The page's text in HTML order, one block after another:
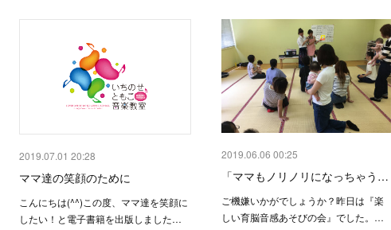
2019.07.01 20:28
ママ達の笑顔のために
こんにちは(^^)この度、ママ達を笑顔に
したい！と電子書籍を出版しました…
2019.06.06 00:25
「ママもノリノリになっちゃう…
ご機嫌いかがでしょうか？昨日は『楽
しい育脳音感あそびの会』でした。…